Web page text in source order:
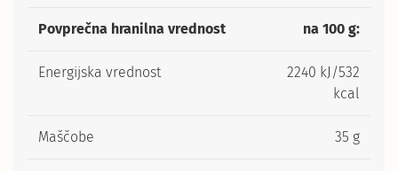
Povprečna hranilna vrednost na 100 g:
Energijska vrednost
2240 kJ/532
kcal
Maščobe 35 g